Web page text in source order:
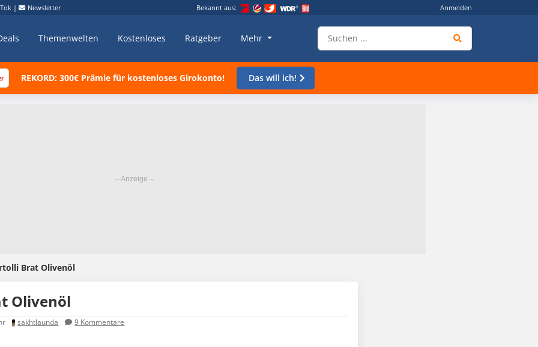
| Newsletter Bekannt aus: Anmelden
Themenwelten Kostenloses Ratgeber Mehr
REKORD: 300€ Prämie für kostenloses Girokonto! Das will ich!
Brat Olivenöl
Olivenöl
sakhtlaunda 9 Kommentare